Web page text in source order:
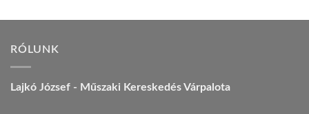
RÓLUNK
Lajkó József - Műszaki Kereskedés Várpalota